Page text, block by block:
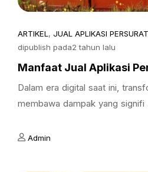
ARTIKEL , JUAL APLIKASI
dipublish pada2 tahun lalu
Manfaat Jual Aplikasi
Dalam era digital saat ini,
membawa dampak yang signifi
Admin